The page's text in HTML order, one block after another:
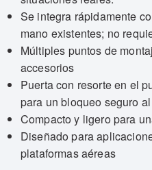
Se integra rápidamente
mano existentes; no
Múltiples puntos de
accesorios
Puerta con resorte en el
para un bloqueo seguro
Compacto y ligero para
Diseñado para
plataformas aéreas